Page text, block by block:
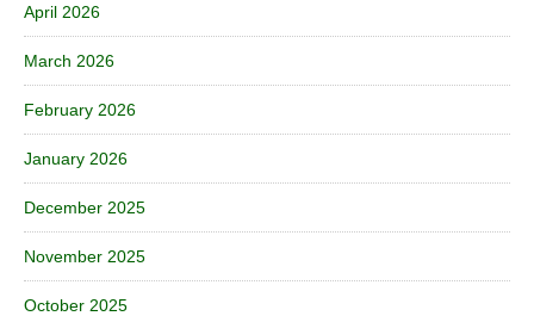
April 2026
March 2026
February 2026
January 2026
December 2025
November 2025
October 2025